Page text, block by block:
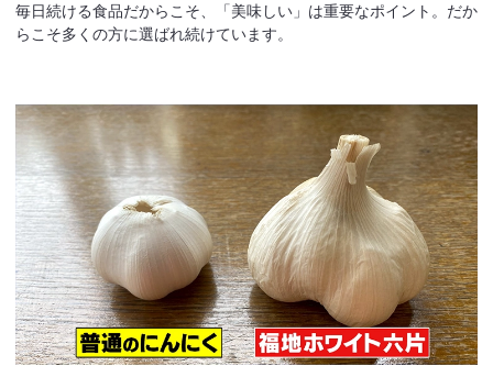
毎日続ける食品だからこそ、「美味しい」は重要なポイント。だか
らこそ多くの方に選ばれ続けています。